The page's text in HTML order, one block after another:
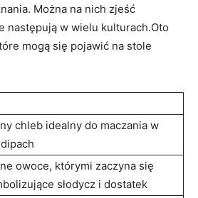
Można na nich zjeść
następują ​w wielu kulturach.Oto
mogą się pojawić na stole
chleb idealny do maczania ​w
owoce, którymi zaczyna się
słodycz‌ i‌ dostatek